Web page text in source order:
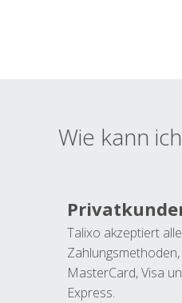
Wie kann
Talixo akzeptiert
MasterCard, Visa
Express.